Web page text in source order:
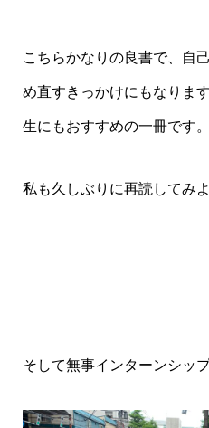
こちらかなりの良書で、自
め直すきっかけにもなりま
生にもおすすめの一冊です。
私も久しぶりに再読してみ
そして無事インターンシッ